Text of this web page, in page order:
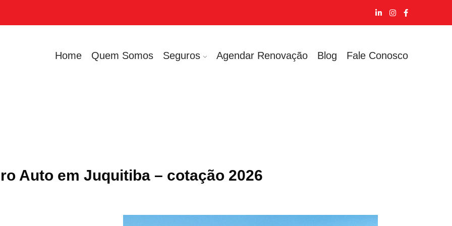
Home Quem Somos Seguros Agendar Renovação Blog Fale Conosco
Auto em Juquitiba – cotação 2026